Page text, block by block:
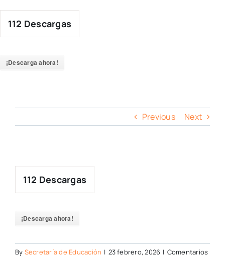
content
112 Descargas
¡Descarga ahora!
Previous Next
112 Descargas
¡Descarga ahora!
By Secretaría de Educación | 23 febrero, 2026 | Comentarios